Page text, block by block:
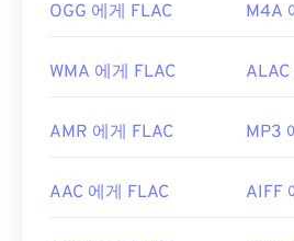
OGG 에게 FLAC M4A
WMA 에게 FLAC
AMR 에게 FLAC MP3
AAC 에게 FLAC AIFF